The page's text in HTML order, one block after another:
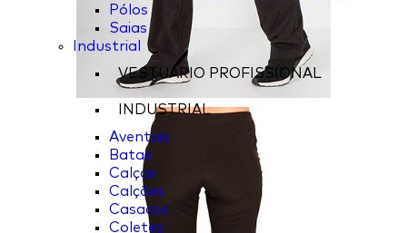
Pólos
Saias
Industrial
VESTUÁRIO PROFISSIONAL
INDUSTRIAL
Aventais
Batas
Calças
Calções
Casacos
Coletes